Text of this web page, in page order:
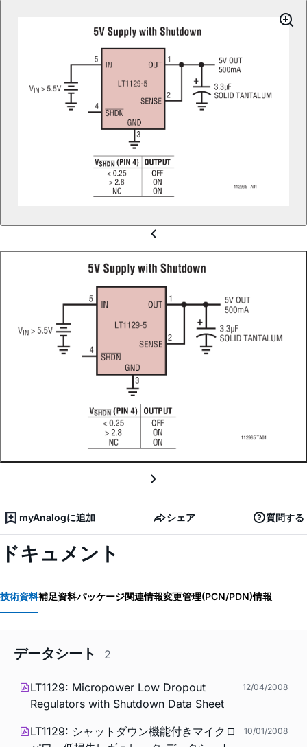
myAnalogに追加 シェア 質問する
ドキュメント
技術資料補足資料パッケージ関連情報変更管理(PCN/PDN)情報
データシート 2
LT1129: Micropower Low Dropout
Regulators with Shutdown Data Sheet
12/04/2008
LT1129: シャットダウン機能付きマイクロ
10/01/2008